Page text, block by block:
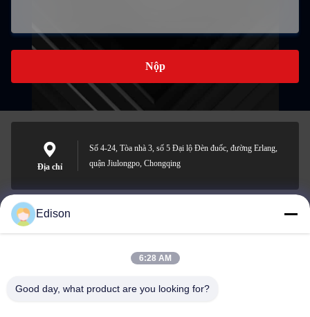
Nộp
Địa chỉ
Số 4-24, Tòa nhà 3, số 5 Đại lộ Đèn đuốc, đường Erlang,
quận Jiulongpo, Chongqing
edisonzhan666@163.com
Edison
6:28 AM
Good day, what product are you looking for?